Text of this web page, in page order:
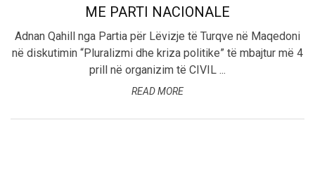
ME PARTI NACIONALE
Adnan Qahill nga Partia për Lëvizje të Turqve në Maqedoni
në diskutimin “Pluralizmi dhe kriza politike” të mbajtur më 4
prill në organizim të CIVIL ...
READ MORE